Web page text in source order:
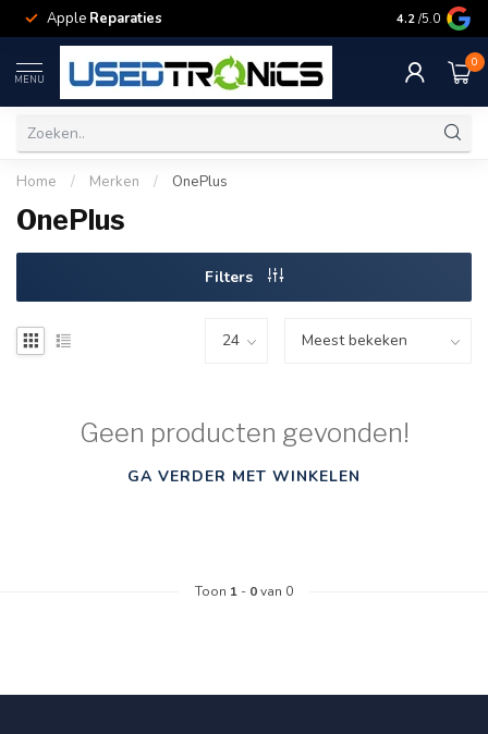
Apple Reparaties Samsung
4.2 /5.0
MENU
0
Home / Merken / OnePlus
OnePlus
Filters
Geen producten gevonden!
GA VERDER MET WINKELEN
Toon 1 - 0van 0